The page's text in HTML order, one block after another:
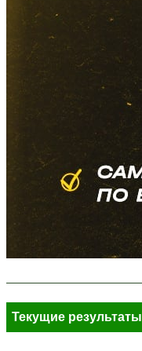
Текущие результаты